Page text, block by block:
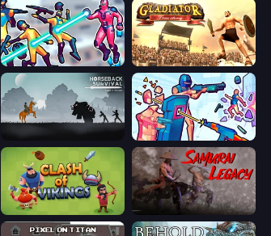
Hero 3: Flying Robot Gladiator: True Story
Horseback Survival Time Shooter 3: SWAT
Clash of Vikings Samurai Legacy